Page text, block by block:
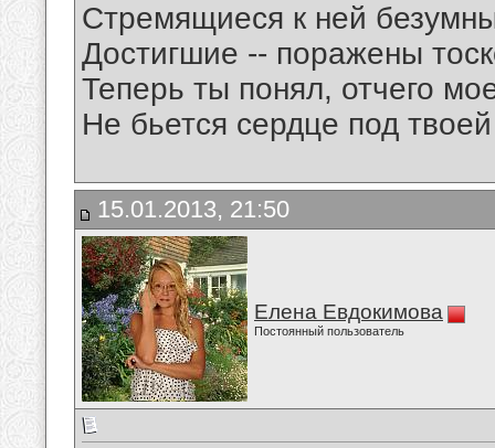
Стремящиеся к ней
Достигшие -- поражены
Теперь ты понял, отчего
Не бьется сердце под
15.01.2013, 21:50
Елена Евдокимова
Постоянный пользователь